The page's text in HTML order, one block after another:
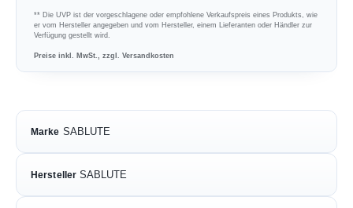
** Die UVP ist der vorgeschlagene oder empfohlene Verkaufspreis eines Produkts, wie
er vom Hersteller angegeben und vom Hersteller, einem Lieferanten oder Händler zur
Verfügung gestellt wird.
Preise inkl. MwSt., zzgl. Versandkosten
Marke SABLUTE
Hersteller SABLUTE